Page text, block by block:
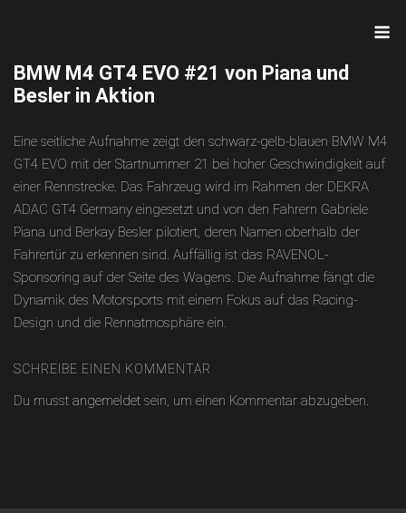
BMW M4 GT4 EVO #21 von Piana und
Besler in Aktion
Eine seitliche Aufnahme zeigt den schwarz-gelb-blauen BMW M4
GT4 EVO mit der Startnummer 21 bei hoher Geschwindigkeit auf
einer Rennstrecke. Das Fahrzeug wird im Rahmen der DEKRA
ADAC GT4 Germany eingesetzt und von den Fahrern Gabriele
Piana und Berkay Besler pilotiert, deren Namen oberhalb der
Fahrertür zu erkennen sind. Auffällig ist das RAVENOL-
Sponsoring auf der Seite des Wagens. Die Aufnahme fängt die
Dynamik des Motorsports mit einem Fokus auf das Racing-
Design und die Rennatmosphäre ein.
SCHREIBE EINEN KOMMENTAR
Du musst angemeldet sein, um einen Kommentar abzugeben.